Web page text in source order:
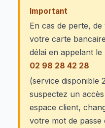
Important
En cas de perte,
votre carte
délai en appelant le
02 98 28 42 28
(service disponible
suspectez un
espace client,
votre mot de passe